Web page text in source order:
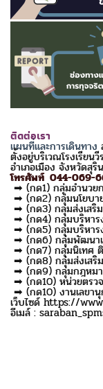
ติดต่อเรา
แผนที่และการเดินทาง
ตั้งอยู่บริเวณโรงเรีย
อำเภอเมือง จังหวัดสุ
โทรศัพท์ 044-069-
➡ (กด1) กลุ่มอำนวย
➡ (กด2) กลุ่มนโยบา
➡ (กด3) กลุ่มส่งเสริ
➡ (กด4) กลุ่มบริหาร
➡ (กด5) กลุ่มบริหา
➡ (กด6) กลุ่มพัฒนา
➡ (กด7) กลุ่มนิเทศ
➡ (กด8) กลุ่มส่งเสริ
➡ (กด9) กลุ่มกฎหม
➡ (กด10) หน่วยตรว
➡ (กด10) งานเลขา
เว็บไซด์ https://
อีเมล์ :